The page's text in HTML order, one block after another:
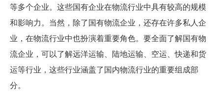
等多个企业。这些国有企业在物流行业中具有较高的规模
和影响力。当然，除了国有物流企业，还存在许多私人企
业，在物流行业中也扮演着重要角色。要全面了解国有物
流企业，可以了解远洋运输、陆地运输、空运、快递和货
运等行业，这些行业涵盖了国内物流行业的重要组成部
分。